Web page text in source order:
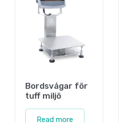
Bordsvågar för
tuff miljö
Read more